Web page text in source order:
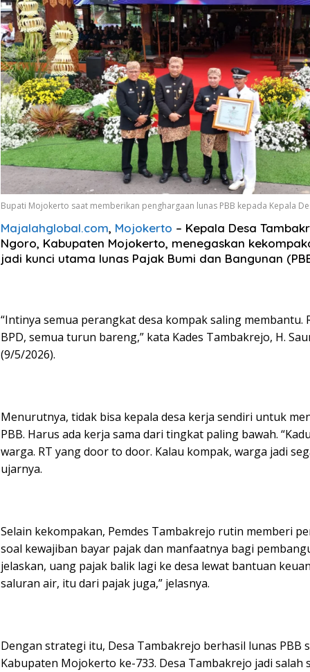
Bupati Mojokerto saat memberikan penghargaan lunas PBB kepada Kepala
Majalahglobal.com, Mojokerto – Kepala Desa
Ngoro, Kabupaten Mojokerto, menegaskan
jadi kunci utama lunas Pajak Bumi dan Bangunan
“Intinya semua perangkat desa kompak saling membantu.
BPD, semua turun bareng,” kata Kades Tambakrejo, H.
(9/5/2026).
Menurutnya, tidak bisa kepala desa kerja sendiri untuk
PBB. Harus ada kerja sama dari tingkat paling bawah.
warga. RT yang door to door. Kalau kompak, warga jadi
ujarnya.
Selain kekompakan, Pemdes Tambakrejo rutin memberi
soal kewajiban bayar pajak dan manfaatnya bagi
jelaskan, uang pajak balik lagi ke desa lewat bantuan
saluran air, itu dari pajak juga,” jelasnya.
Dengan strategi itu, Desa Tambakrejo berhasil lunas PBB
Kabupaten Mojokerto ke-733. Desa Tambakrejo jadi salah